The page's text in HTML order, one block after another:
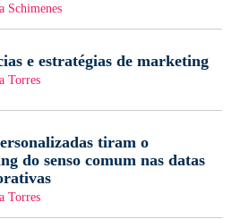
Schimenes
e estratégias de marketing
Torres
tiram o
do senso comum nas datas
Torres